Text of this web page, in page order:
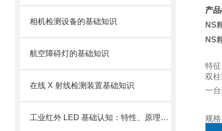
相机检测设备的基础知识
航空障碍灯的基础知识
在线 X 射线检测装置基础知识
工业红外 LED 基础认知：特性、原理与应用常识
产
NS
NS
特征
双
一
规格